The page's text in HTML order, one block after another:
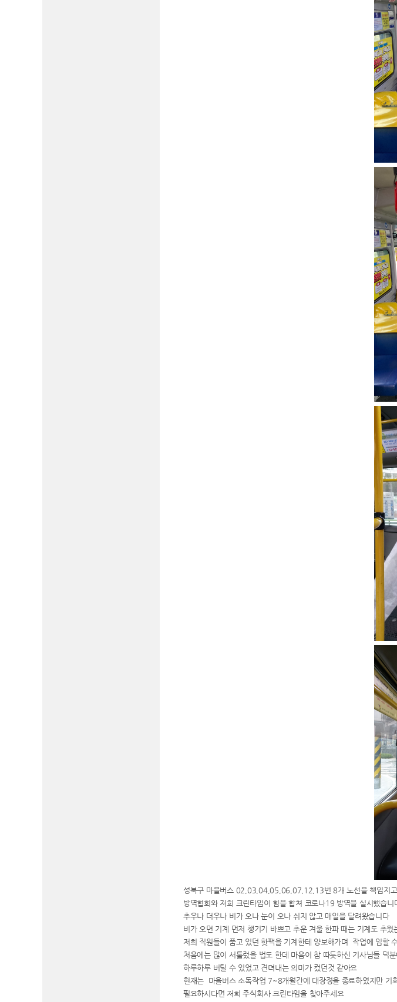
성북구 마을버스 02,03,04,05,06,07,12,13번 8개 노선을 책임지고
방역협회와 저희 크린타임이 힘을 합쳐 코로나19 방역을 실시했습니
추우나 더우나 비가 오나 눈이 오나 쉬지 않고 매일을 달려왔습니다
비가 오면 기계 먼저 챙기기 바쁘고 추운 겨울 한파 때는 기계도 추웠
저희 직원들이 품고 있던 핫팩을 기계한테 양보해가며 작업에 임할
처음에는 많이 서툴렀을 법도 한데 마음이 참 따듯하신 기사님들 덕분
하루하루 버틸 수 있었고 견뎌내는 의미가 컸던것 같아요
현재는 마을버스 소독작업 7~8개월간에 대장정을 종료하였지만 기
필요하시다면 저희 주식회사 크린타임을 찾아주세요